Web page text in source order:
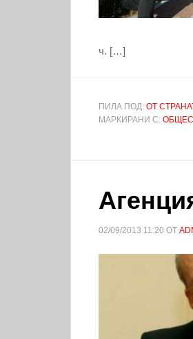
ч. […]
ПИЛА ПОД: ОТ
МАРКИРАНИ С:
02/09/2013 11:20 ОТ